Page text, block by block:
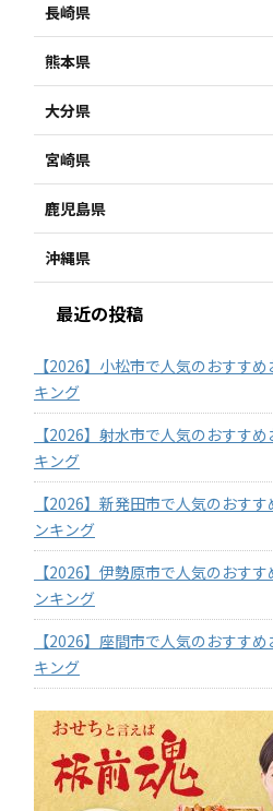
長崎県
熊本県
大分県
宮崎県
鹿児島県
沖縄県
最近の投稿
【2026】小松市で人気のおすす
キング
【2026】射水市で人気のおすす
キング
【2026】新発田市で人気のおす
ンキング
【2026】伊勢原市で人気のおす
ンキング
【2026】座間市で人気のおすす
キング